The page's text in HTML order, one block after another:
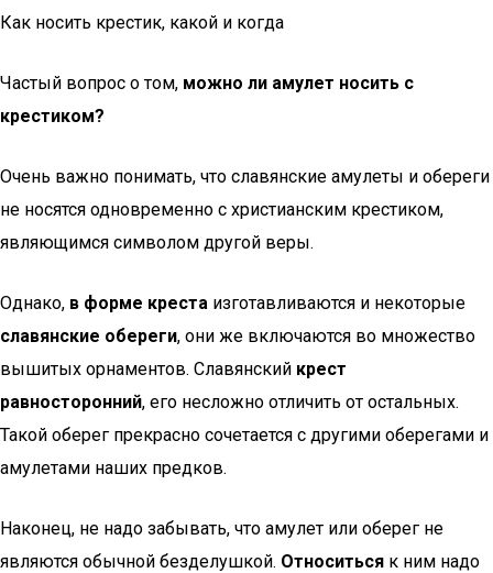
Как носить крестик, какой и когда
Частый вопрос о том, можно ли амулет носить с
крестиком?
Очень важно понимать, что славянские амулеты и обереги
не носятся одновременно с христианским крестиком,
являющимся символом другой веры.
Однако, в форме креста изготавливаются и некоторые
славянские обереги, они же включаются во множество
вышитых орнаментов. Славянский крест
равносторонний, его несложно отличить от остальных.
Такой оберег прекрасно сочетается с другими оберегами и
амулетами наших предков.
Наконец, не надо забывать, что амулет или оберег не
являются обычной безделушкой. Относиться к ним надо